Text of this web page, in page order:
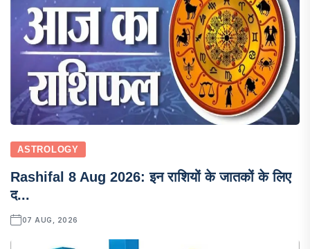
ASTROLOGY
Rashifal 8 Aug 2026: इन राशियों के जातकों के लिए
द...
07 AUG, 2026